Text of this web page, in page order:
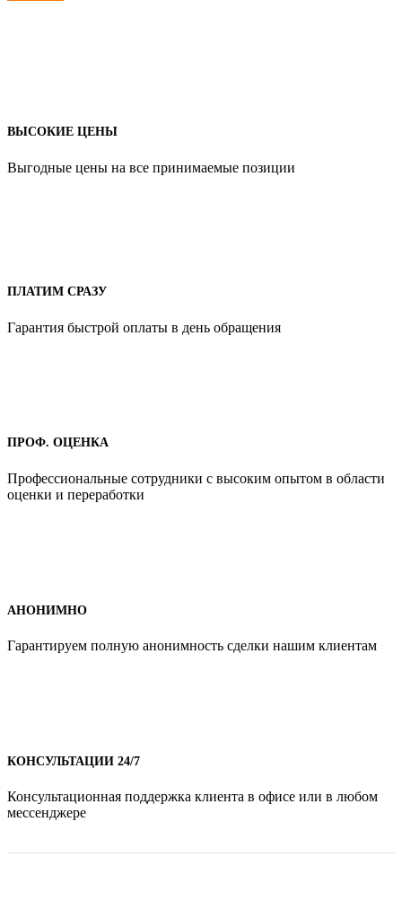
ВЫСОКИЕ ЦЕНЫ
Выгодные цены на все принимаемые позиции
ПЛАТИМ СРАЗУ
Гарантия быстрой оплаты в день обращения
ПРОФ. ОЦЕНКА
Профессиональные сотрудники с высоким опытом в области
оценки и переработки
АНОНИМНО
Гарантируем полную анонимность сделки нашим клиентам
КОНСУЛЬТАЦИИ 24/7
Консультационная поддержка клиента в офисе или в любом
мессенджере